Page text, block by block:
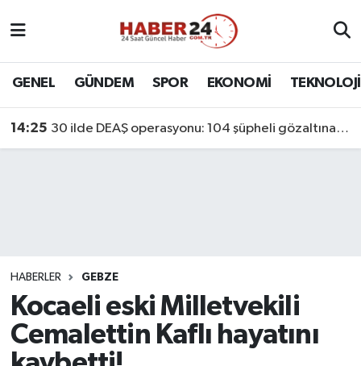
GENEL GÜNDEM SPOR EKONOMİ TEKNOLOJİ
14:25 30 ilde DEAŞ operasyonu: 104 şüpheli gözaltına alındı
HABERLER GEBZE
Kocaeli eski Milletvekili
Cemalettin Kaflı hayatını
Nöbetçi Eczaneler
Son Dakika Haberleri
Haber Arşivi